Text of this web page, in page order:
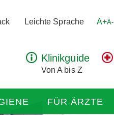
Leichte Sprache A+A-
Klinikguide
Von A bis Z
FÜR ÄRZTE